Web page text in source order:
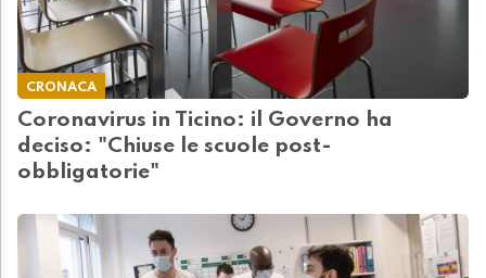
CRONACA
Coronavirus in Ticino: il Governo ha
deciso: "Chiuse le scuole post-
obbligatorie"